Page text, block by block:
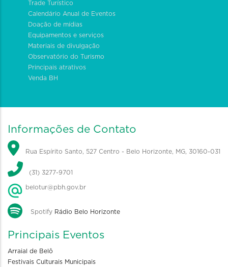
Trade Turístico
Calendário Anual de Eventos
Doação de mídias
Equipamentos e serviços
Materiais de divulgação
Observatório do Turismo
Principais atrativos
Venda BH
Informações de Contato
Rua Espírito Santo, 527 Centro - Belo Horizonte, MG, 30160-031
(31) 3277-9701
belotur@pbh.gov.br
Spotify Rádio Belo Horizonte
Principais Eventos
Arraial de Belô
Festivais Culturais Municipais